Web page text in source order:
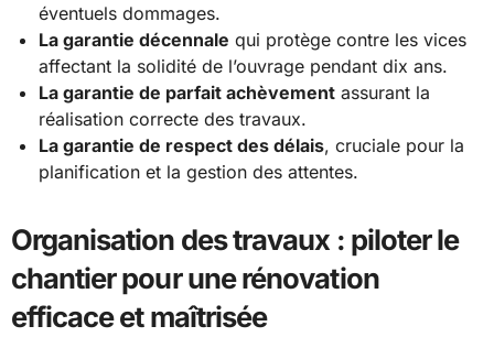
éventuels dommages.
La garantie décennale qui protège contre les vices
affectant la solidité de l’ouvrage pendant dix ans.
La garantie de parfait achèvement assurant la
réalisation correcte des travaux.
La garantie de respect des délais, cruciale pour la
planification et la gestion des attentes.
Organisation des travaux : piloter le
chantier pour une rénovation
efficace et maîtrisée